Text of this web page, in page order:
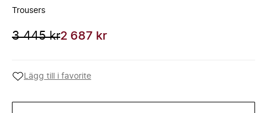
Trousers
3 445 kr2 687 kr
Lägg till i favorite